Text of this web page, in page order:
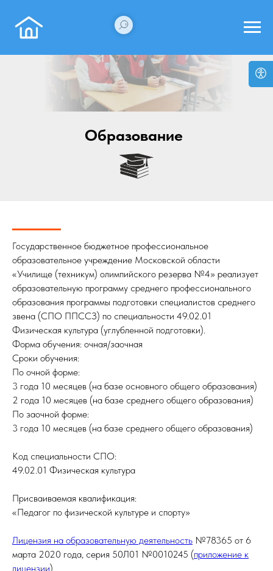
Образование
Государственное бюджетное профессиональное
образовательное учреждение Московской области
«Училище (техникум) олимпийского резерва №4» реализует
образовательную программу среднего профессионального
образования программы подготовки специалистов среднего
звена (СПО ППССЗ) по специальности 49.02.01
Физическая культура (углубленной подготовки).
Форма обучения: очная/заочная
Сроки обучения:
По очной форме:
3 года 10 месяцев (на базе основного общего образования)
2 года 10 месяцев (на базе среднего общего образования)
По заочной форме:
3 года 10 месяцев (на базе среднего общего образования)
Код специальности СПО:
49.02.01 Физическая культура
Присваиваемая квалификация:
«Педагог по физической культуре и спорту»
Лицензия на образовательную деятельность №78365 от 6
марта 2020 года, серия 50Л01 №0010245 (приложение к
лицензии)